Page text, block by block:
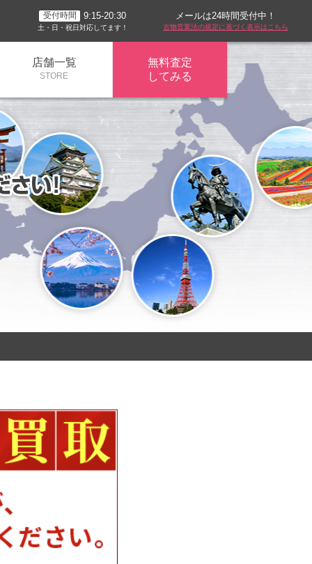
受付時間 9:15-20:30
土・日・祝日対応してます！
メールは24時間受付中！
古物営業法の規定に基づく表示はこちら
店舗一覧
STORE
無料査定
してみる